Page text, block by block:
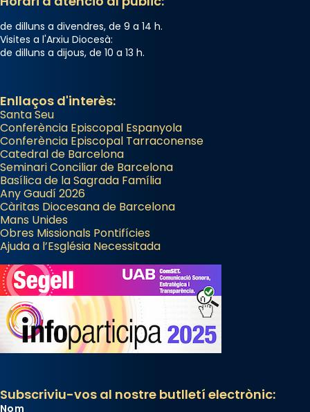
de dilluns a divendres, de 9 a 14 h.
Visites a l'Arxiu Diocesà:
de dilluns a dijous, de 10 a 13 h.
Enllaços d'interès:
Santa Seu
Conferència Episcopal Espanyola
Conferència Episcopal Tarraconense
Catedral de Barcelona
Seminari Conciliar de Barcelona
Basílica de la Sagrada Família
Any Gaudí 2026
Càritas Diocesana de Barcelona
Mans Unides
Obres Missionals Pontifícies
Ajuda a l’Església Necessitada
Subscriviu-vos al nostre butlletí electrònic:
Nom